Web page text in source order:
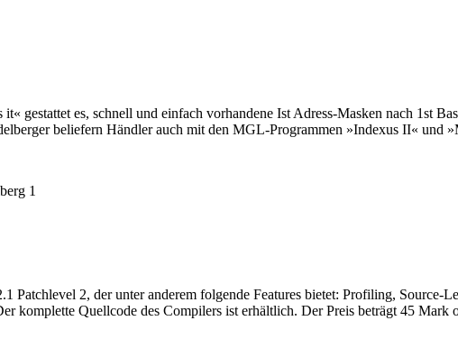
gestattet es, schnell und einfach vorhandene Ist Adress-Masken nach 1st
beliefern Händler auch mit den MGL-Programmen »Indexus II« und
1
Patchlevel 2, der unter anderem folgende Features bietet: Profiling,
Quellcode des Compilers ist erhältlich. Der Preis beträgt 45 Mark